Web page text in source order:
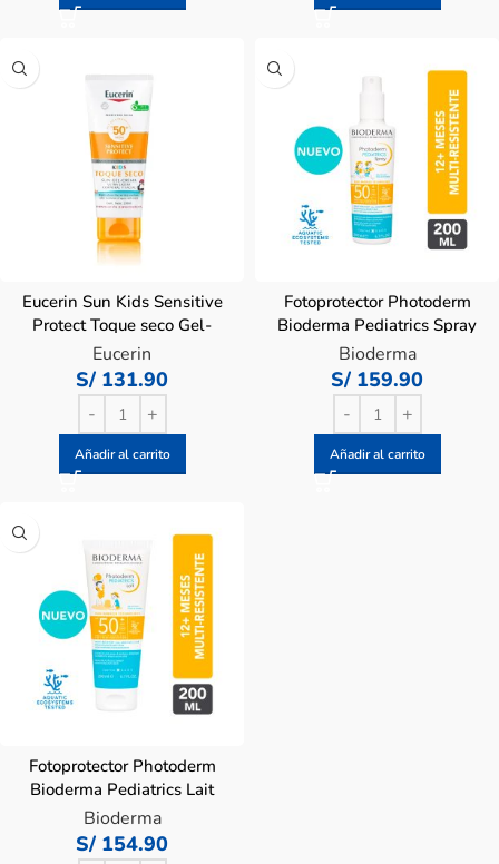
Eucerin Sun Kids Sensitive
Protect Toque seco Gel-
Crema Ultra-Ligera FPS50
– Frasco 200 Ml
Eucerin
S/ 131.90
Añadir al carrito
Fotoprotector Photoderm
Bioderma Pediatrics Spray
SPF50+ – Frasco 200mL
Bioderma
S/ 159.90
Añadir al carrito
Fotoprotector Photoderm
Bioderma Pediatrics Lait
SPF50+ – Tubo 200mL
Bioderma
S/ 154.90